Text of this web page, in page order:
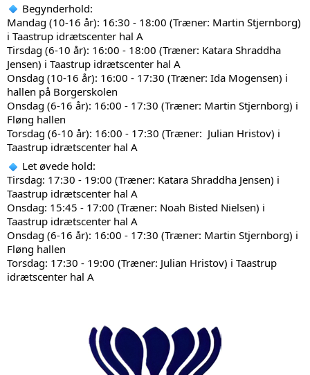
Begynderhold:
Mandag (10-16 år): 16:30 - 18:00 (Træner: Martin Stjernborg)
i Taastrup idrætscenter hal A
Tirsdag (6-10 år): 16:00 - 18:00 (Træner: Katara Shraddha
Jensen) i Taastrup idrætscenter hal A
Onsdag (10-16 år): 16:00 - 17:30 (Træner: Ida Mogensen) i
hallen på Borgerskolen
Onsdag (6-16 år): 16:00 - 17:30 (Træner: Martin Stjernborg) i
Fløng hallen
Torsdag (6-10 år): 16:00 - 17:30 (Træner:  Julian Hristov) i
Taastrup idrætscenter hal A
Let øvede hold:
Tirsdag: 17:30 - 19:00 (Træner: Katara Shraddha Jensen) i
Taastrup idrætscenter hal A
Onsdag: 15:45 - 17:00 (Træner: Noah Bisted Nielsen) i
Taastrup idrætscenter hal A
Onsdag (6-16 år): 16:00 - 17:30 (Træner: Martin Stjernborg) i
Fløng hallen
Torsdag: 17:30 - 19:00 (Træner: Julian Hristov) i Taastrup
idrætscenter hal A